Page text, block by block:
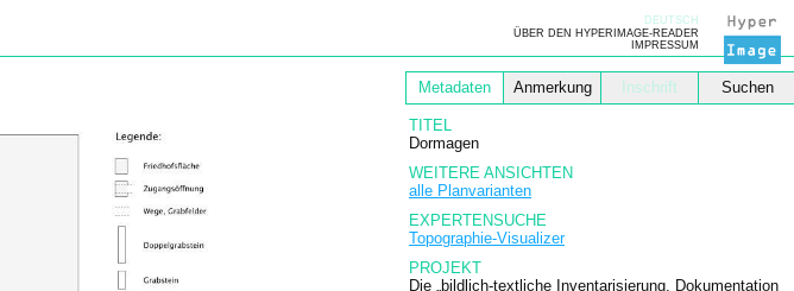
DEUTSCH
ÜBER DEN HYPERIMAGE-READER
IMPRESSUM
Metadaten Anmerkung Inschrift Suchen
TITEL
Dormagen
WEITERE ANSICHTEN
alle Planvarianten
EXPERTENSUCHE
Topographie-Visualizer
PROJEKT
Die „bildlich-textliche Inventarisierung, Dokumentation